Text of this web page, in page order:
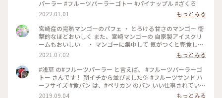
パーラー #フルーツパーラーゴトー #パイナップル #ざくろ
2022.01.01
もっとみる
宮崎産の完熟マンゴーのパフェ ・ とろける甘さのマンゴー 衝
撃的なほどおいしく また、宮崎マンゴーの 自家製アイスクリ
ームもおいしい ・ マンゴーに集中して 気がつくと完食して
ました ・ ・ 待ちも多い人気店 この日は梅雨らしいお天気 待
ちもなくいただくことが出来ましたが 行列に並んでも食べた
いゴトーさんのパフェです ・ #フルーツパーラーゴトー#マン
ゴーパフェ#浅草#浅草カフェ#夏色さがし
2021.07.02
もっとみる
#浅草 の#フルーツパーラー と言えば、 #フルーツパーラーゴ
トー さんです！ 朝イチから並びました💦 #フルーツサンド ハ
ーフサイズ #食パン は、#ペリカン のパン いい仕事されていま
2019.09.04 もっとみる